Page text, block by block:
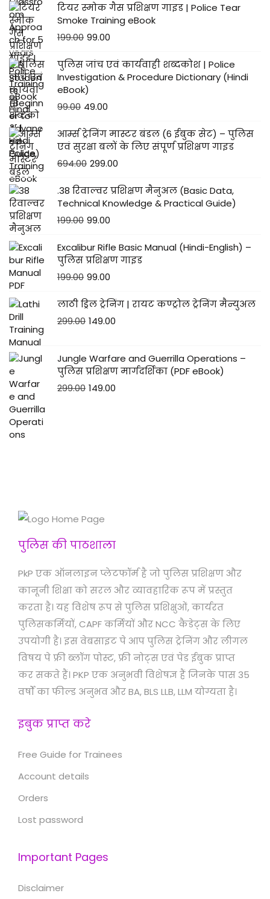
टियर स्मोक गैस प्रशिक्षण गाइड | Police Tear
Smoke Training eBook
199.00 99.00
पुलिस जांच एवं कार्यवाही शब्दकोश | Police
Investigation & Procedure Dictionary (Hindi
eBook)
99.00 49.00
आर्म्स ट्रेनिंग मास्टर बंडल (6 ईबुक सेट) – पुलिस
एवं सुरक्षा बलों के लिए संपूर्ण प्रशिक्षण गाइड
694.00 299.00
.38 रिवाल्वर प्रशिक्षण मैनुअल (Basic Data,
Technical Knowledge & Practical Guide)
199.00 99.00
Excalibur Rifle Basic Manual (Hindi-English) –
पुलिस प्रशिक्षण गाइड
199.00 99.00
लाठी ड्रिल ट्रेनिंग | रायट कण्ट्रोल ट्रेनिंग मैन्युअल
299.00 149.00
Jungle Warfare and Guerrilla Operations –
पुलिस प्रशिक्षण मार्गदर्शिका (PDF eBook)
299.00 149.00
पुलिस की पाठशाला
PkP एक ऑनलाइन प्लेटफॉर्म है जो पुलिस प्रशिक्षण और
कानूनी शिक्षा को सरल और व्यावहारिक रूप में प्रस्तुत
करता है। यह विशेष रूप से पुलिस प्रशिक्षुओं, कार्यरत
पुलिसकर्मियों, CAPF कर्मियों और NCC कैडेट्स के लिए
उपयोगी है। इस वेबसाइट पे आप पुलिस ट्रेनिंग और लीगल
विषय पे फ्री ब्लॉग पोस्ट, फ्री नोट्स एवं पेड ईबुक प्राप्त
कर सकते हैं। PKP एक अनुभवी विशेषज्ञ हैं जिनके पास 35
वर्षों का फील्ड अनुभव और BA, BLS LLB, LLM योग्यता है।
इबुक प्राप्त करे
Free Guide for Trainees
Account details
Orders
Lost password
Important Pages
Disclaimer